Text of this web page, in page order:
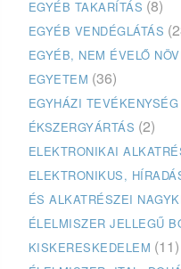
EGYÉB TAKARÍTÁS (8)
EGYÉB VENDÉGLÁTÁS
EGYÉB, NEM ÉVELŐ
EGYETEM (36)
EGYHÁZI TEVÉKENYSÉG
ÉKSZERGYÁRTÁS (2)
ELEKTRONIKAI
ELEKTRONIKUS,
ÉS ALKATRÉSZEI
ÉLELMISZER JELLEGŰ
KISKERESKEDELEM (11)